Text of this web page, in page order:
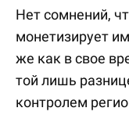
Нет сомнений,
монетизирует
же как в свое
той лишь
контролем